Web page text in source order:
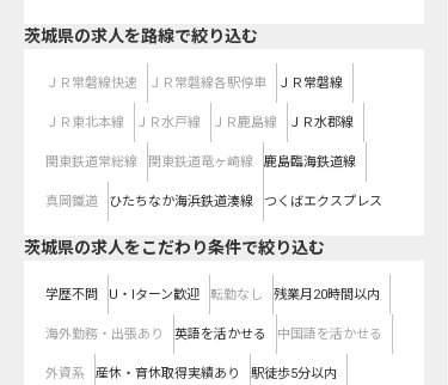
茨城県の求人を路線で絞り込む
ＪＲ常磐線快速 ＪＲ常磐線各駅停車 ＪＲ常磐線
ＪＲ東北本線 ＪＲ水戸線 ＪＲ鹿島線 ＪＲ水郡線
関東鉄道常総線 関東鉄道竜ヶ崎線 鹿島臨海鉄道線
真岡鐵道 ひたちなか海浜鉄道湊線 つくばエクスプレス
茨城県の求人をこだわり条件で絞り込む
学歴不問 U・Iターン歓迎 転勤なし 残業月20時間以内
海外勤務・出張あり 英語を活かせる 中国語を活かせる
外資系 産休・育休取得実績あり 駅徒歩5分以内